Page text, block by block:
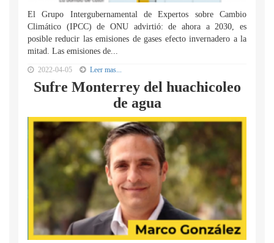
El Grupo Intergubernamental de Expertos sobre Cambio
Climático (IPCC) de ONU advirtió: de ahora a 2030, es
posible reducir las emisiones de gases efecto invernadero a la
mitad. Las emisiones de...
2022-04-05 Leer mas...
Sufre Monterrey del huachicoleo
de agua